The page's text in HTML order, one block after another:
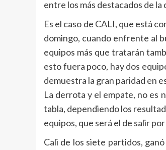
entre los más destacados de la
Es el caso de CALI, que está
domingo, cuando enfrente al
equipos más que tratarán
esto fuera poco, hay dos
demuestra la gran paridad en
La derrota y el empate, no es
tabla, dependiendo los
equipos, que será el de salir
Cali de los siete partidos,